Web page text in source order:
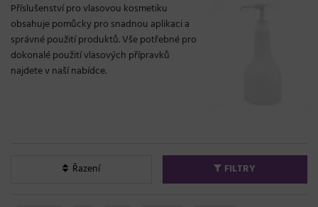
Příslušenství pro vlasovou kosmetiku
obsahuje pomůcky pro snadnou aplikaci a
správné použití produktů. Vše potřebné pro
dokonalé použití vlasových přípravků
najdete v naší nabídce.
Řazení FILTRY